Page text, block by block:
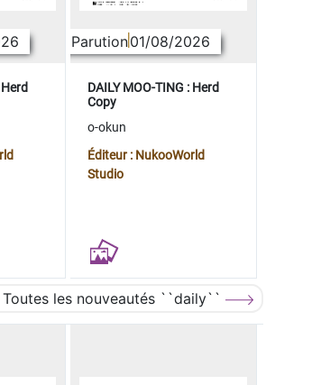
Parution01/08/2026
DAILY MOO-TING : Herd
Copy
o-okun
Éditeur : NukooWorld
Studio
Toutes les nouveautés ``daily``